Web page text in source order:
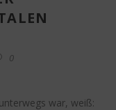
Z
0
war, weiß: